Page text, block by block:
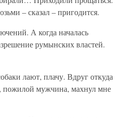
– сказал – пригодится.
А когда началась
румынских властей.
лают, плачу. Вдруг откуда
пожилой мужчина, махнул мне